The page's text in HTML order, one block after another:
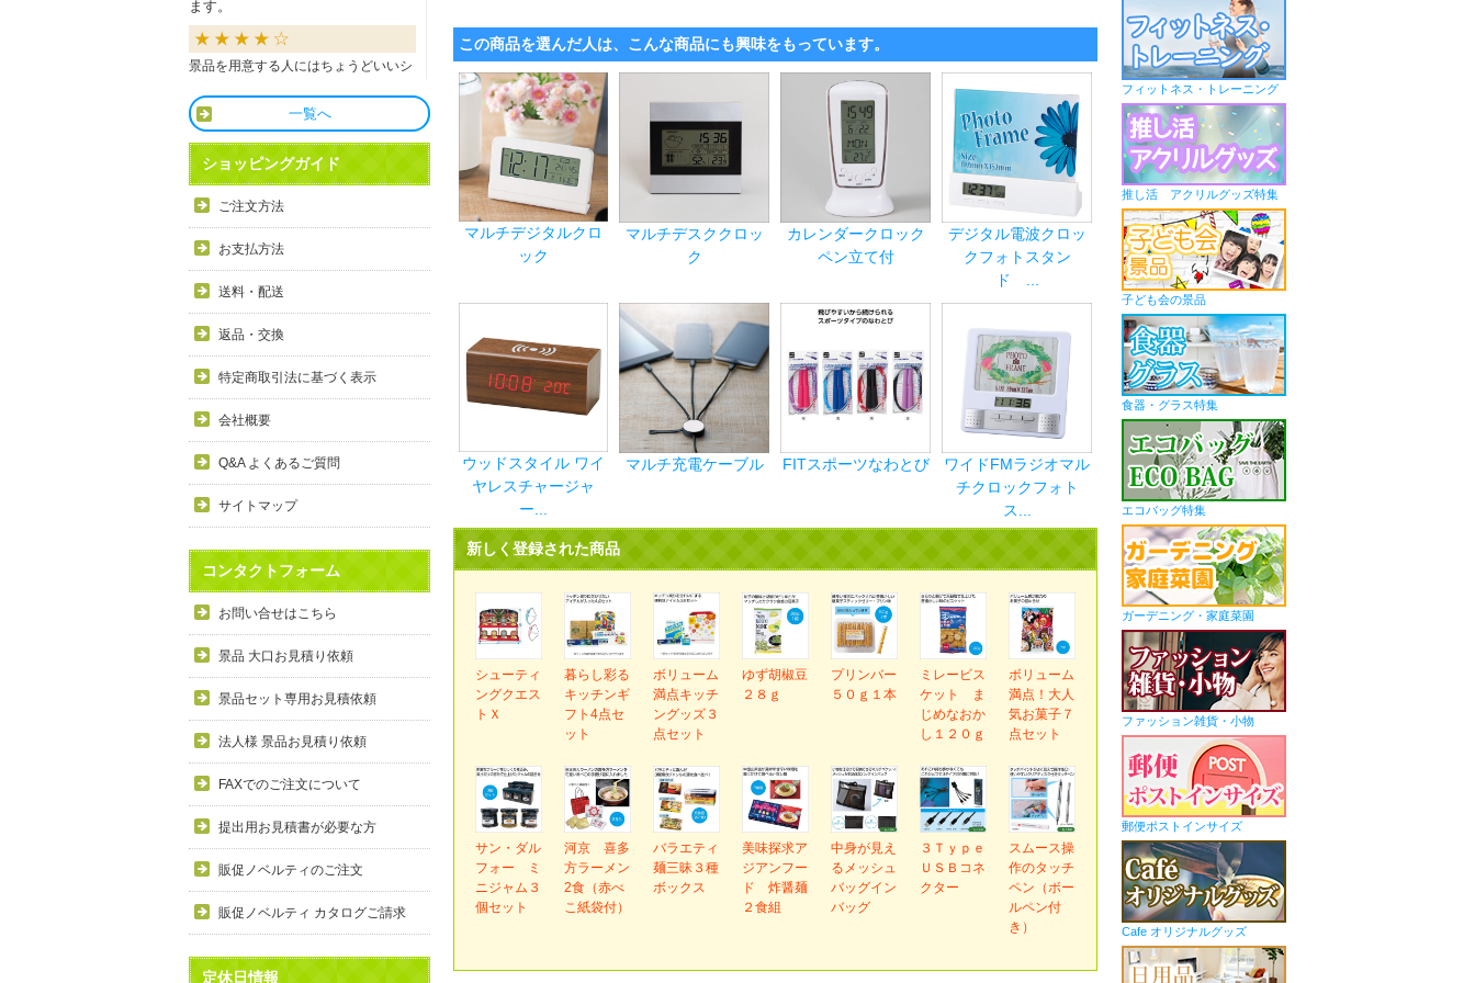
ます。
景品を用意する人にはちょうどいいシ
良かったです
商品も直ぐに届き、一つづづ丁寧に梱
まりのビンゴで利用しましたが、みん
な喜んでもらえました。
利用しやすい
目録景品をよく利用しています。豪華
す。手配が早いので便利です。
一覧へ
ショッピングガイド
ご注文方法
お支払方法
送料・配送
返品・交換
特定商取引法に基づく表示
会社概要
Q&A よくあるご質問
サイトマップ
コンタクトフォーム
お問い合せはこちら
景品 大口お見積り依頼
景品セット専用お見積依頼
法人様 景品お見積り依頼
FAXでのご注文について
提出用お見積書が必要な方
販促ノベルティのご注文
販促ノベルティ カタログご請求
定休日情報
この商品を選んだ人は、こんな商品にも興味をもっています。
マルチデジタルクロ
ック
マルチデスククロッ
ク
カレンダークロック
ペン立て付
デジタル電波クロッ
クフォトスタン
ド ...
ウッドスタイル ワイ
ヤレスチャージャ
ー...
マルチ充電ケーブル FITスポーツなわとび
ワイドFMラジオマル
チクロックフォト
ス...
新しく登録された商品
シューティ
ングクエス
トＸ
暮らし彩る
キッチンギ
フト4点セ
ット
ボリューム
満点キッチ
ングッズ３
点セット
ゆず胡椒豆
２８ｇ
プリンバー
５０ｇ１本
ミレービス
ケット ま
じめなおか
し１２０ｇ
ボリューム
満点！大人
気お菓子７
点セット
サン・ダル
フォー ミ
ニジャム３
個セット
河京 喜多
方ラーメン
2食（赤べ
こ紙袋付）
バラエティ
麺三昧３種
ボックス
美味探求ア
ジアンフー
ド 炸醤麺
２食組
中身が見え
るメッシュ
バッグイン
バッグ
３Ｔｙｐｅ
ＵＳＢコネ
クター
スムース操
作のタッチ
ペン（ボー
ルペン付
き）
フィットネス・トレーニング
推し活 アクリルグッズ特集
子ども会の景品
食器・グラス特集
エコバッグ特集
ガーデニング・家庭菜園
ファッション雑貨・小物
郵便ポストインサイズ
Cafe オリジナルグッズ